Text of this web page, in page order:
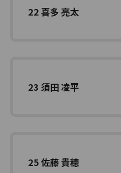
22 喜多 亮太
23 須田 凌平
25 佐藤 貴穂